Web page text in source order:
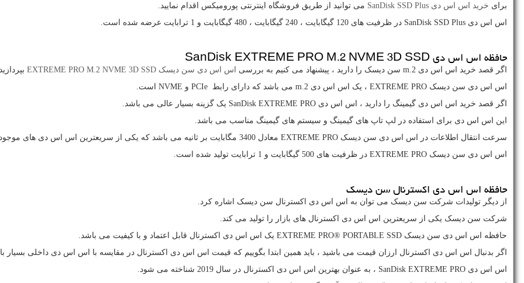
برای خرید اس اس دی SanDisk SSD Plus می توانید از طریق فروشگاه اینترنتی پورومیکس اقدام نمایید.
اس اس دی SanDisk SSD Plus در ظرفیت های 120 گیگابایت ، 240 گیگابایت ، 480 گیگابایت و 1 ترابایت عرضه شده است.
حافظه اس اس دیSanDisk EXTREME PRO M.2 NVME 3D SSD
اگر قصد خرید اس اس دی m.2 سن دیسک را دارید ، پیشنهاد می کنیم به بررسی اس اس دی سن دیسک EXTREME PRO M.2 NVME 3D SSD
اس اس دی سن دیسک EXTREME PRO ، یک اس اس دی m.2 می باشد که دارای رابط PCIe و NVME است.
اگر قصد خرید اس اس دی گیمینگ را دارید ، اس اس دی SanDisk EXTREME PRO یک گزینه بسیار عالی می باشد.
این اس اس دی برای استفاده در لپ تاپ های گیمینگ و سیستم های گیمینگ مناسب می باشد.
سرعت انتقال اطلاعات در اس اس دی سن دیسک EXTREME PRO معادل 3400 مگابایت بر ثانیه می باشد که یکی از سریعترین اس اس دی های موجود دربازار است.
اس اس دی سن دیسک EXTREME PRO در ظرفیت های 500 گیگابایت و 1 ترابایت تولید شده است.
حافظه اس اس دی اکسترنال سن دیسک
از دیگر تولیدات شرکت سن دیسک می توان به اس اس دی اکسترنال سن دیسک اشاره کرد.
شرکت سن دیسک یکی از سریعترین اس اس دی اکسترنال های بازار را تولید می کند.
حافظه اس اس دی سن دیسک EXTREME PRO® PORTABLE SSD یک اس اس دی اکسترنال قابل اعتماد و با کیفیت می باشد.
اگر بدنبال اس اس دی اکسترنال ارزان قیمت می باشید ، باید همین ابتدا بگوییم که قیمت اس اس دی اکسترنال در مقایسه با اس اس دی داخلی بسیار
اس اس دی SanDisk EXTREME PRO ، به عنوان بهترین اس اس دی اکسترنال در سال 2019 شناخته می شود.